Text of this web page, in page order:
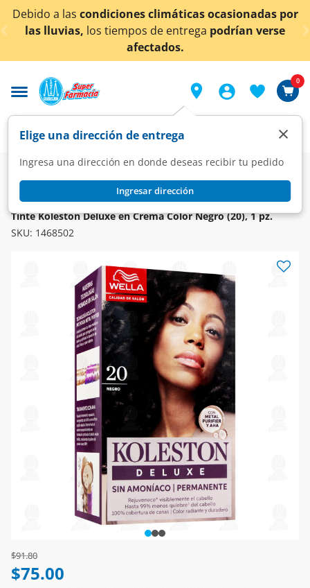
< div class="carousel-inner">
a lascondiciones climáticas ocasionadas por
lluvias, los tiempos de entregapodrían verse
afectados.
Elige una dirección de entrega
Ingresa una dirección en donde deseas recibir tu pedido
Ingresar dirección
×
0
Super Higiene y Belleza
Cuidado del Cabello
Tintes
KOLESTON
Tinte Koleston Deluxe en Crema Color Negro (20), 1 pz.
SKU: 1468502
Price reduced from
$91.80to
$75.00